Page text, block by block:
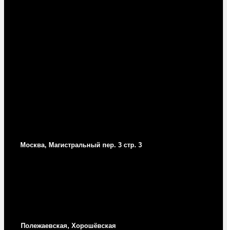
Москва, Магистральный пер. 3 стр. 3
Полежаевская, Хорошёвская